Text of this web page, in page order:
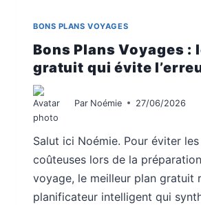
BONS PLANS VOYAGES
Bons Plans Voyages :
gratuit qui évite
Par Noémie 27/06/2026
Salut ici Noémie. Pour éviter
coûteuses lors de la
voyage, le meilleur plan gratuit
planificateur intelligent qui